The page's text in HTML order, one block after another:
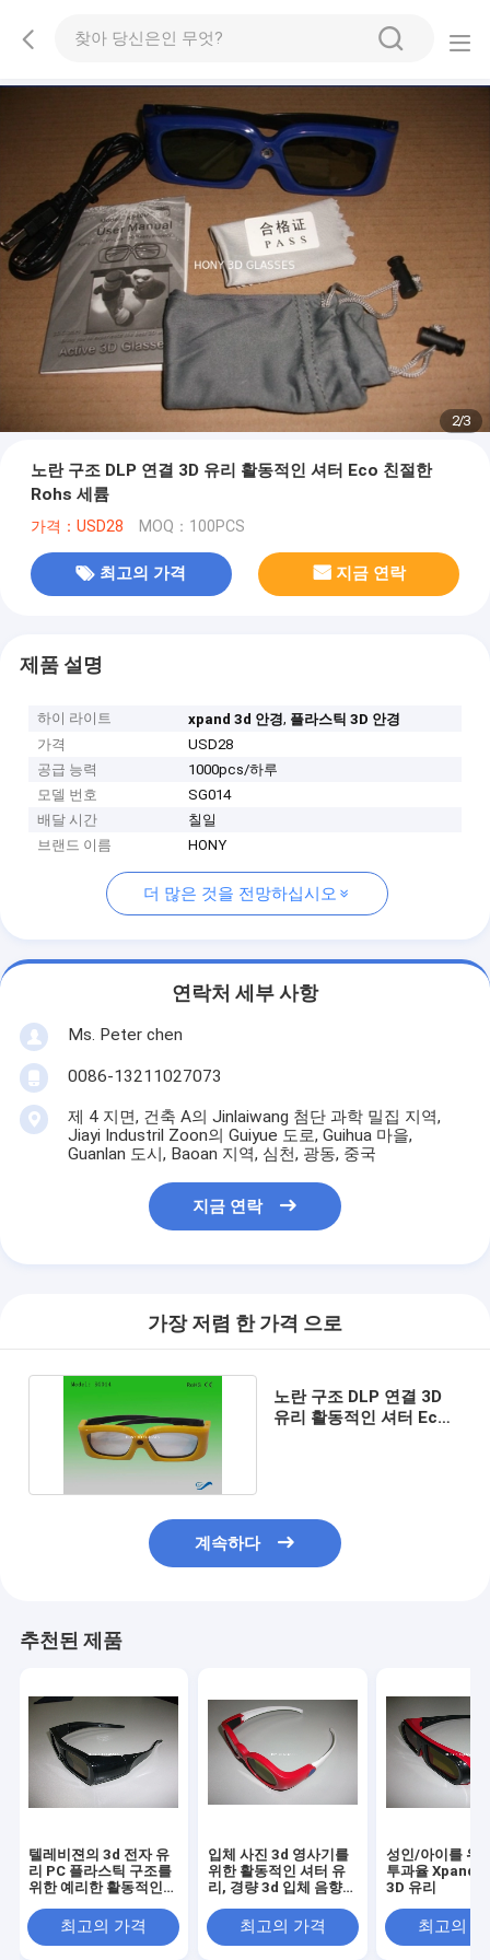
2/3
노란 구조 DLP 연결 3D 유리 활동적인 셔터 Eco 친절한
Rohs 세륨
가격：USD28 MOQ：100PCS
최고의 가격 지금 연락
제품 설명
하이 라이트 xpand 3d 안경, 플라스틱 3D 안경
가격
USD28
공급 능력
1000pcs/하루
모델 번호
SG014
배달 시간
칠일
브랜드 이름
HONY
더 많은 것을 전망하십시오
연락처 세부 사항
Ms. Peter chen
0086-13211027073
제 4 지면, 건축 A의 Jinlaiwang 첨단 과학 밀집 지역,
Jiayi Industril Zoon의 Guiyue 도로, Guihua 마을,
Guanlan 도시, Baoan 지역, 심천, 광동, 중국
지금 연락
가장 저렴 한 가격 으로
노란 구조 DLP 연결 3D
유리 활동적인 셔터 Eco
계속하다
추천된 제품
텔레비젼의 3d 전자 유
리 PC 플라스틱 구조를
위한 예리한 활동적인
최고의 가격
입체 사진 3d 영사기를
위한 활동적인 셔터 유
리, 경량 3d 입체 음향
최고의 가격
성인/아이를 위
투과율 Xpand
3D 유리
최고의